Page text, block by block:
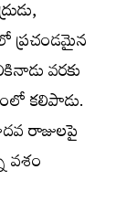
ప్రచండమైన
వరకు
కలిపాడు.
రాజులపై
వశం